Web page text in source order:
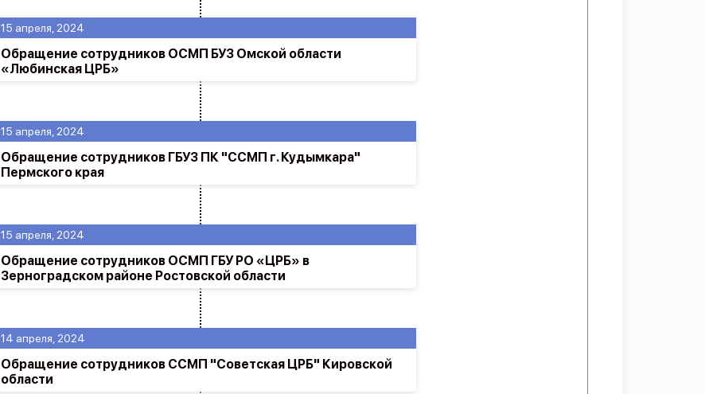
14 апреля, 2024
Обращение сотрудников ССМП "Советская ЦРБ" Кировской
области
15 апреля, 2024
Обращение сотрудников ОСМП ГБУ РО «ЦРБ» в
Зерноградском районе Ростовской области
15 апреля, 2024
Обращение сотрудников ГБУЗ ПК "ССМП г. Кудымкара"
Пермского края
15 апреля, 2024
Обращение сотрудников ОСМП БУЗ Омской области
«Любинская ЦРБ»